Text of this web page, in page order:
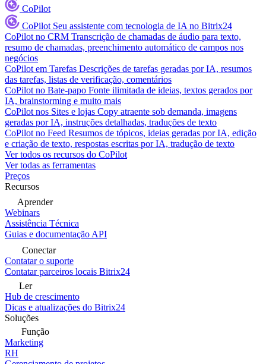
CoPilot
CoPilot Seu assistente com tecnologia de IA no Bitrix24
CoPilot no CRM Transcrição de chamadas de áudio para texto,
resumo de chamadas, preenchimento automático de campos nos
negócios
CoPilot em Tarefas Descrições de tarefas geradas por IA, resumos
das tarefas, listas de verificação, comentários
CoPilot no Bate-papo Fonte ilimitada de ideias, textos gerados por
IA, brainstorming e muito mais
CoPilot nos Sites e lojas Copy atraente sob demanda, imagens
geradas por IA, instruções detalhadas, traduções de texto
CoPilot no Feed Resumos de tópicos, ideias geradas por IA, edição
e criação de texto, respostas escritas por IA, tradução de texto
Ver todos os recursos do CoPilot
Ver todas as ferramentas
Preços
Recursos
Aprender
Webinars
Assistência Técnica
Guias e documentação API
Conectar
Contatar o suporte
Contatar parceiros locais Bitrix24
Ler
Hub de crescimento
Dicas e atualizações do Bitrix24
Soluções
Função
Marketing
RH